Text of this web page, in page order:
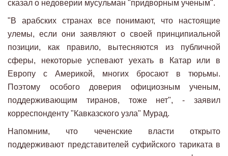
сказал о недоверии мусульман "придворным ученым".
"В арабских странах все понимают, что настоящие
улемы, если они заявляют о своей принципиальной
позиции, как правило, вытесняются из публичной
сферы, некоторые успевают уехать в Катар или в
Европу с Америкой, многих бросают в тюрьмы.
Поэтому особого доверия официозным ученым,
поддерживающим тиранов, тоже нет", - заявил
корреспонденту "Кавказского узла" Мурад.
Напомним, что чеченские власти открыто
поддерживают представителей суфийского тариката в